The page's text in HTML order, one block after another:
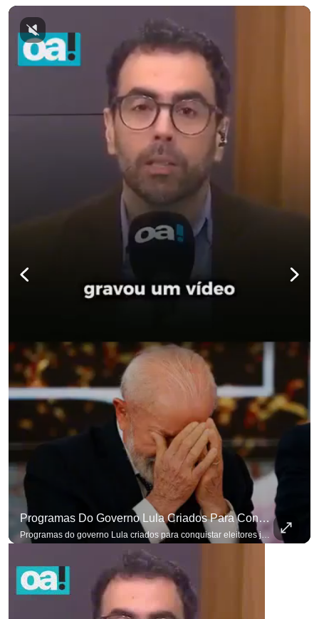
Programas Do Governo Lula Criados Para Conquistar Eleitores Já Não Têm Mais O Mesmo Efeito
Programas do governo Lula criados para conquistar eleitores já não têm o mesmo efeito de campanhas anteriores. #OAntagonista Se você busca informação com credibilidade, inscreva-se agora e ative o